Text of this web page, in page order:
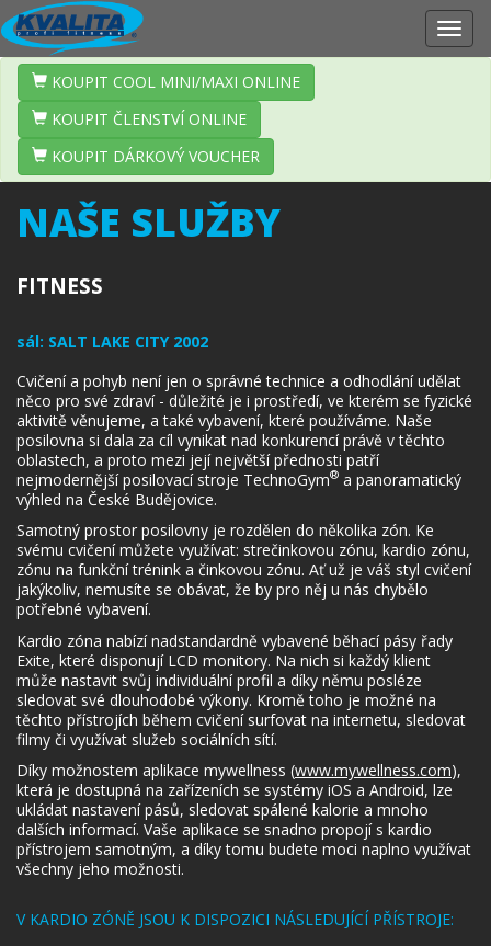
NAŠE SLUŽBY
FITNESS
sál: SALT LAKE CITY 2002
Cvičení a pohyb není jen o správné technice a odhodlání udělat
něco pro své zdraví - důležité je i prostředí, ve kterém se fyzické
aktivitě věnujeme, a také vybavení, které používáme. Naše
posilovna si dala za cíl vynikat nad konkurencí právě v těchto
oblastech, a proto mezi její největší přednosti patří
nejmodernější posilovací stroje TechnoGym® a panoramatický
výhled na České Budějovice.
Samotný prostor posilovny je rozdělen do několika zón. Ke
svému cvičení můžete využívat: strečinkovou zónu, kardio zónu,
zónu na funkční trénink a činkovou zónu. Ať už je váš styl cvičení
jakýkoliv, nemusíte se obávat, že by pro něj u nás chybělo
potřebné vybavení.
Kardio zóna nabízí nadstandardně vybavené běhací pásy řady
Exite, které disponují LCD monitory. Na nich si každý klient
může nastavit svůj individuální profil a díky němu posléze
sledovat své dlouhodobé výkony. Kromě toho je možné na
těchto přístrojích během cvičení surfovat na internetu, sledovat
filmy či využívat služeb sociálních sítí.
Díky možnostem aplikace mywellness (www.mywellness.com),
která je dostupná na zařízeních se systémy iOS a Android, lze
ukládat nastavení pásů, sledovat spálené kalorie a mnoho
dalších informací. Vaše aplikace se snadno propojí s kardio
přístrojem samotným, a díky tomu budete moci naplno využívat
všechny jeho možnosti.
V KARDIO ZÓNĚ JSOU K DISPOZICI NÁSLEDUJÍCÍ PŘÍSTROJE:
KOUPIT COOL MINI/MAXI ONLINE
KOUPIT ČLENSTVÍ ONLINE
KOUPIT DÁRKOVÝ VOUCHER